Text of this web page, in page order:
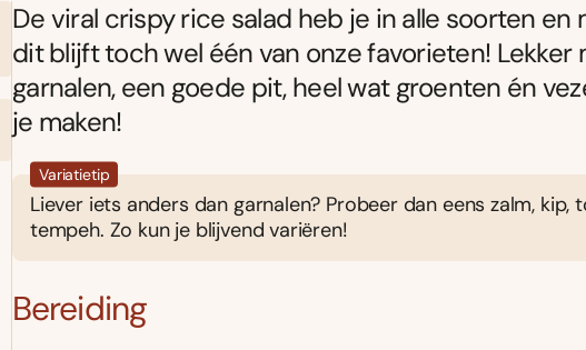
De viral crispy rice salad heb je in alle soorten en
dit blijft toch wel één van onze favorieten! Lekker
garnalen, een goede pit, heel wat groenten én
je maken!
Variatietip
Liever iets anders dan garnalen? Probeer dan eens zalm, kip,
tempeh. Zo kun je blijvend variëren!
Bereiding